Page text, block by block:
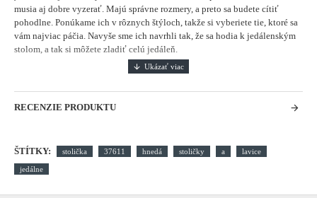
musia aj dobre vyzerať. Majú správne rozmery, a preto sa budete cítiť
pohodlne. Ponúkame ich v rôznych štýloch, takže si vyberiete tie, ktoré sa
vám najviac páčia. Navyše sme ich navrhli tak, že sa hodia k jedálenským
stolom, a tak si môžete zladiť celú jedáleň.
RECENZIE PRODUKTU
ŠTÍTKY: stolička 37611 hnedá stoličky a lavice
jedálne